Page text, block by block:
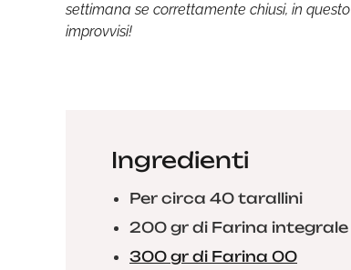
settimana se correttamente chiusi, in
improvvisi!
Ingredienti
Per circa 40 tarallini
200 gr di Farina integrale
300 gr di Farina 00